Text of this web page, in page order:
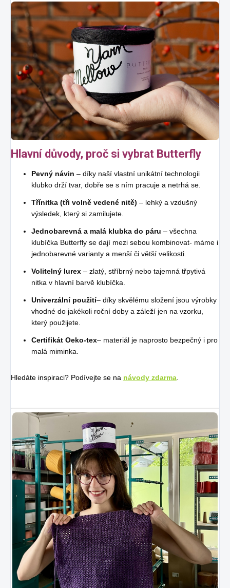
Hlavní důvody, proč si vybrat Butterfly
Pevný návin – díky naší vlastní unikátní technologii
klubko drží tvar, dobře se s ním pracuje a netrhá se.
Třínitka (tři volně vedené nitě) – lehký a vzdušný
výsledek, který si zamilujete.
Jednobarevná a malá klubka do páru – všechna
klubíčka Butterfly se dají mezi sebou kombinovat- máme i
jednobarevné varianty a menší či větší velikosti.
Volitelný lurex – zlatý, stříbrný nebo tajemná třpytivá
nitka v hlavní barvě klubíčka.
Univerzální použití– díky skvělému složení jsou výrobky
vhodné do jakékoli roční doby a záleží jen na vzorku,
který použijete.
Certifikát Oeko-tex– materiál je naprosto bezpečný i pro
malá miminka.
Hledáte inspiraci? Podívejte se na návody zdarma.